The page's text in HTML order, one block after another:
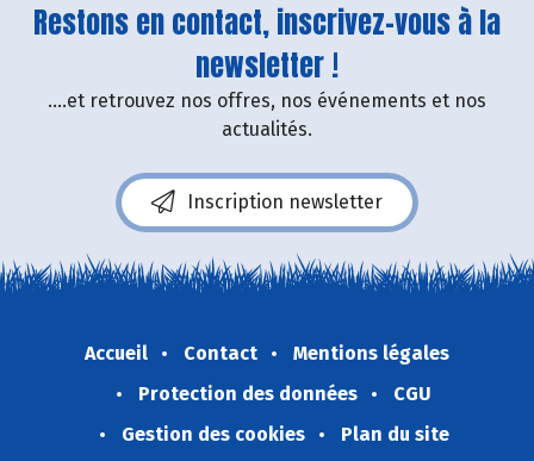
Restons en contact, inscrivez-vous à la
newsletter !
....et retrouvez nos offres, nos événements et nos
actualités.
Inscription newsletter
Accueil Contact
Mentions légales
Protection des données
CGU
Gestion des cookies
Plan du site